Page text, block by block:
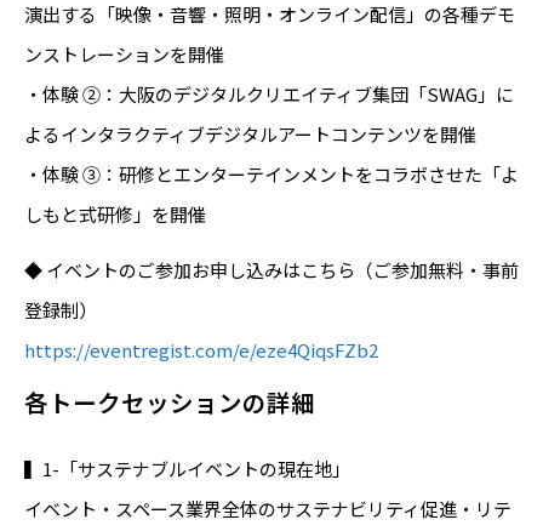
演出する「映像・音響・照明・オンライン配信」の各種デモ
ンストレーションを開催
・体験 ②：大阪のデジタルクリエイティブ集団「SWAG」に
よるインタラクティブデジタルアートコンテンツを開催
・体験 ③：研修とエンターテインメントをコラボさせた「よ
しもと式研修」を開催
◆ イベントのご参加お申し込みはこちら（ご参加無料・事前
登録制）
https://eventregist.com/e/eze4QiqsFZb2
各トークセッションの詳細
▍1-「サステナブルイベントの現在地」
イベント・スペース業界全体のサステナビリティ促進・リテ